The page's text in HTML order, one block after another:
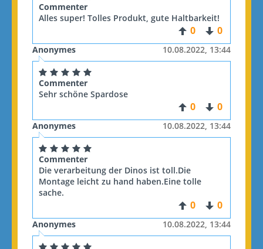
Commenter
Alles super! Tolles Produkt, gute Haltbarkeit!
0 0
Anonymes 10.08.2022, 13:44
Commenter
Sehr schöne Spardose
0 0
Anonymes 10.08.2022, 13:44
Commenter
Die verarbeitung der Dinos ist toll.Die
Montage leicht zu hand haben.Eine tolle
sache.
0 0
Anonymes 10.08.2022, 13:44